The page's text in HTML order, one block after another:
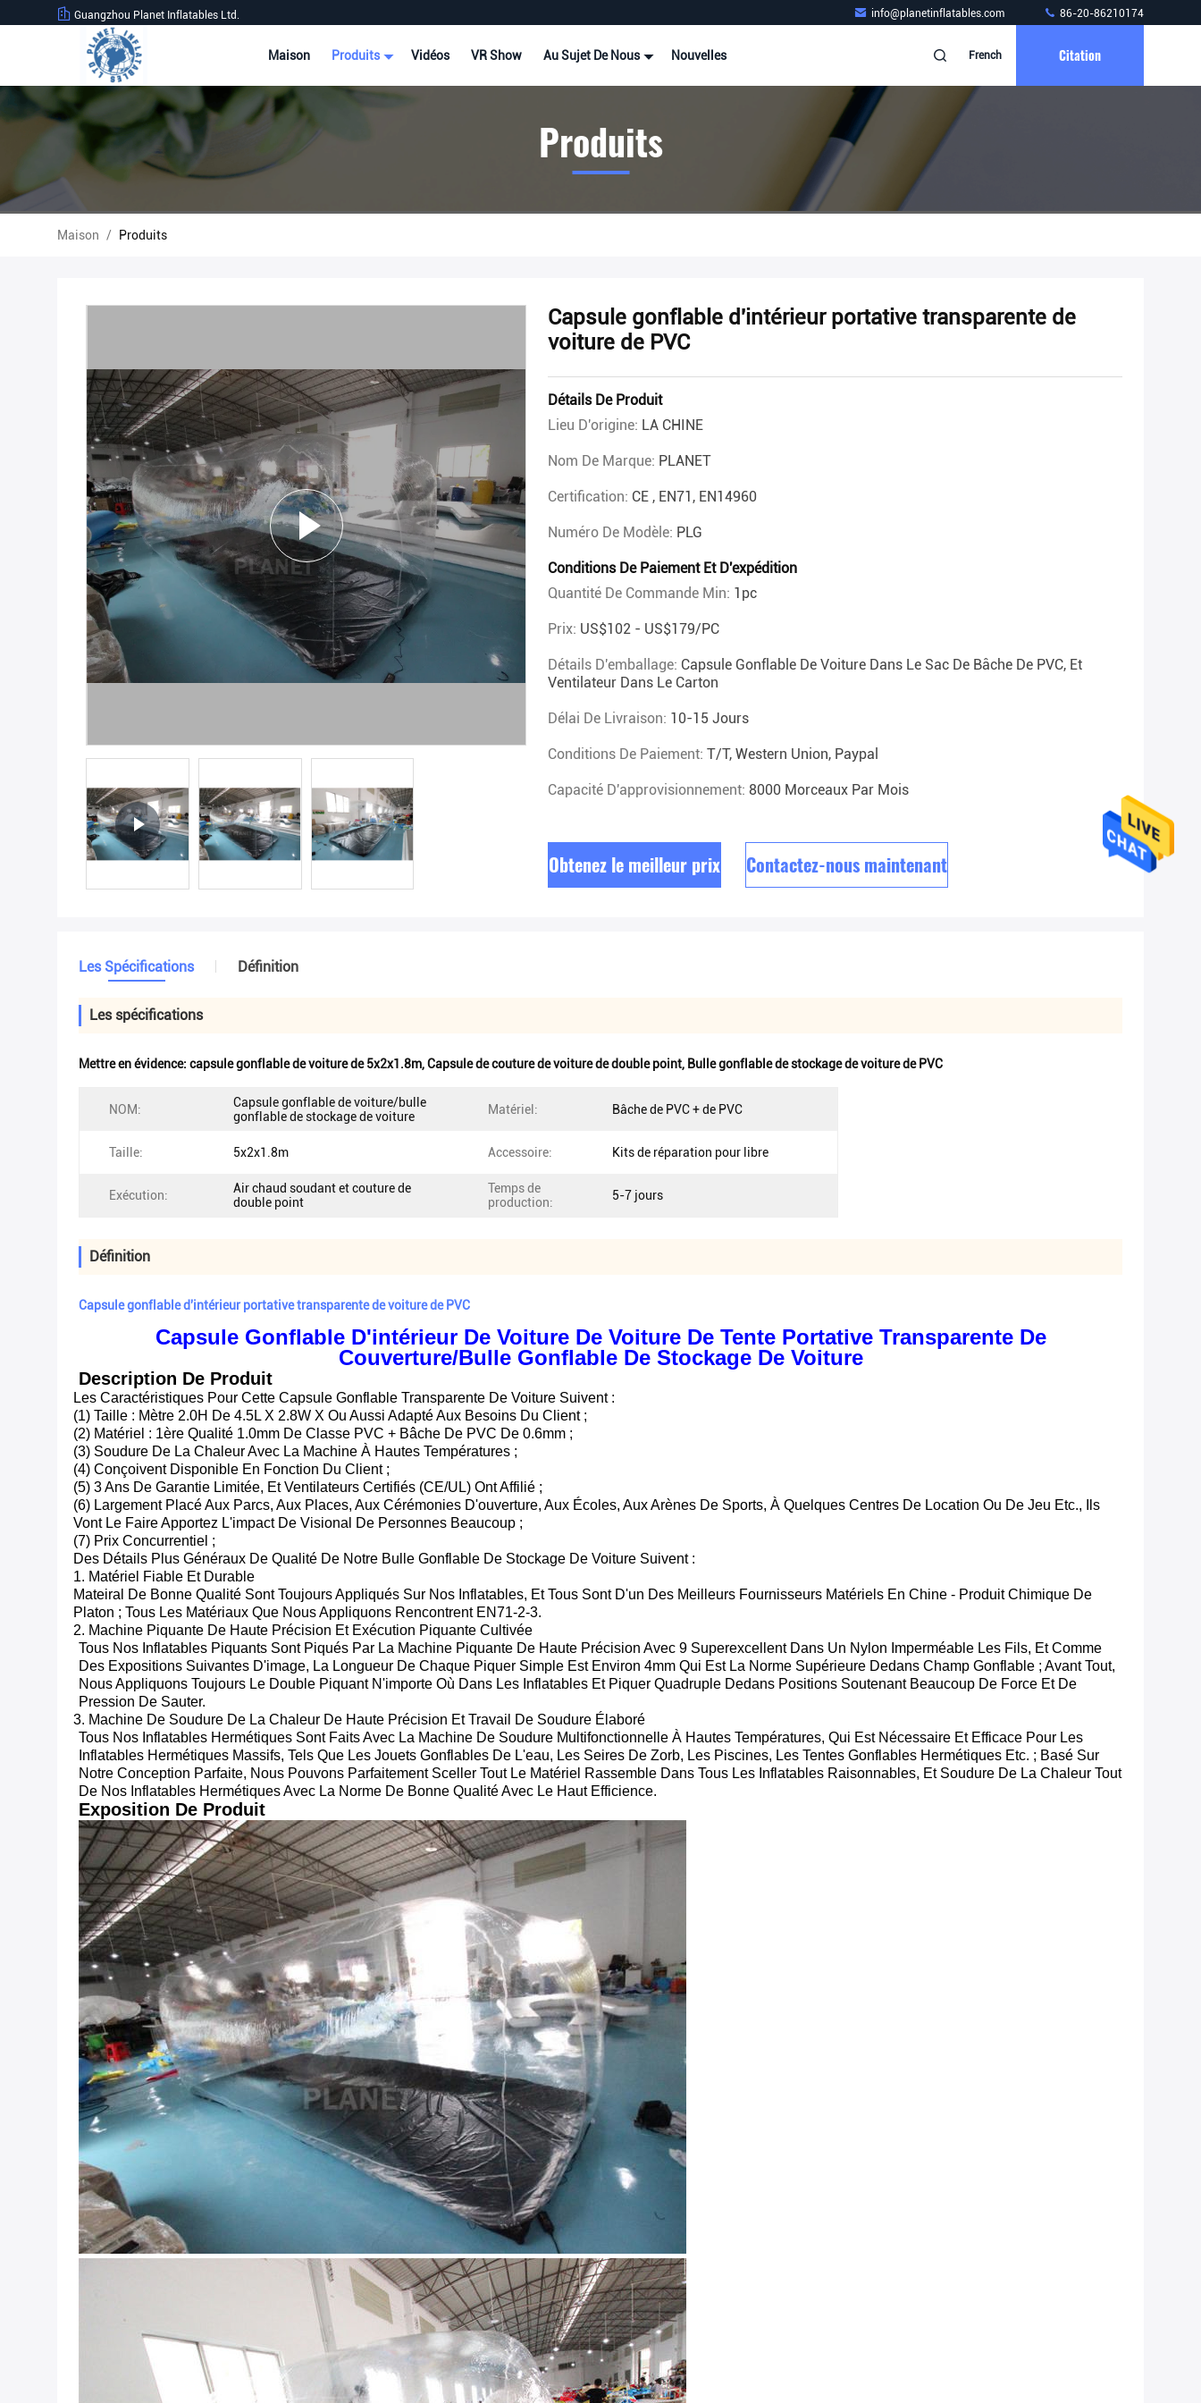
Guangzhou Planet Inflatables Ltd. info@planetinflatables.com 86-20-86210174
Maison Produits Vidéos VR Show Au Sujet De Nous Nouvelles French Citation
Produits
Maison / Produits
Capsule gonflable d'intérieur portative transparente de
voiture de PVC
Détails De Produit
Lieu D'origine: LA CHINE
Nom De Marque: PLANET
Certification: CE , EN71, EN14960
Numéro De Modèle: PLG
Conditions De Paiement Et D'expédition
Quantité De Commande Min: 1pc
Prix: US$102 - US$179/PC
Détails D'emballage: Capsule Gonflable De Voiture Dans Le Sac De Bâche De PVC, Et
Ventilateur Dans Le Carton
Délai De Livraison: 10-15 Jours
Conditions De Paiement: T/T, Western Union, Paypal
Capacité D'approvisionnement: 8000 Morceaux Par Mois
Obtenez le meilleur prix Contactez-nous maintenant
Les Spécifications Définition
Les spécifications
Mettre en évidence: capsule gonflable de voiture de 5x2x1.8m,Capsule de couture de voiture de double point, Bulle gonflable de stockage de voiture de PVC
NOM:
Capsule gonflable de voiture/bulle
gonflable de stockage de voiture
Matériel: Bâche de PVC + de PVC
Taille: 5x2x1.8m Accessoire: Kits de réparation pour libre
Exécution:
Air chaud soudant et couture de
double point
Temps de
production:
5-7 jours
Définition
Capsule gonflable d'intérieur portative transparente de voiture de PVC
Capsule Gonflable D'intérieur De Voiture De Voiture De Tente Portative Transparente De
Couverture/bulle Gonflable De Stockage De Voiture
Description De Produit
Les Caractéristiques Pour Cette Capsule Gonflable Transparente De Voiture Suivent :
(1) Taille : Mètre 2.0H De 4.5L X 2.8W X Ou Aussi Adapté Aux Besoins Du Client ;
(2) Matériel : 1ère Qualité 1.0mm De Classe PVC + Bâche De PVC De 0.6mm ;
(3) Soudure De La Chaleur Avec La Machine À Hautes Températures ;
(4) Conçoivent Disponible En Fonction Du Client ;
(5) 3 Ans De Garantie Limitée, Et Ventilateurs Certifiés (CE/UL) Ont Affilié ;
(6) Largement Placé Aux Parcs, Aux Places, Aux Cérémonies D'ouverture, Aux Écoles, Aux Arènes De Sports, À Quelques Centres De Location Ou De Jeu Etc., Ils
Vont Le Faire Apportez L'impact De Visional De Personnes Beaucoup ;
(7) Prix Concurrentiel ;
Des Détails Plus Généraux De Qualité De Notre Bulle Gonflable De Stockage De Voiture Suivent :
1. Matériel Fiable Et Durable
Mateiral De Bonne Qualité Sont Toujours Appliqués Sur Nos Inflatables, Et Tous Sont D'un Des Meilleurs Fournisseurs Matériels En Chine - Produit Chimique De
Platon ; Tous Les Matériaux Que Nous Appliquons Rencontrent EN71-2-3.
2. Machine Piquante De Haute Précision Et Exécution Piquante Cultivée
Tous Nos Inflatables Piquants Sont Piqués Par La Machine Piquante De Haute Précision Avec 9 Superexcellent Dans Un Nylon Imperméable Les Fils, Et Comme
Des Expositions Suivantes D'image, La Longueur De Chaque Piquer Simple Est Environ 4mm Qui Est La Norme Supérieure Dedans Champ Gonflable ; Avant Tout,
Nous Appliquons Toujours Le Double Piquant N'importe Où Dans Les Inflatables Et Piquer Quadruple Dedans Positions Soutenant Beaucoup De Force Et De
Pression De Sauter.
3. Machine De Soudure De La Chaleur De Haute Précision Et Travail De Soudure Élaboré
Tous Nos Inflatables Hermétiques Sont Faits Avec La Machine De Soudure Multifonctionnelle À Hautes Températures, Qui Est Nécessaire Et Efficace Pour Les
Inflatables Hermétiques Massifs, Tels Que Les Jouets Gonflables De L'eau, Les Seires De Zorb, Les Piscines, Les Tentes Gonflables Hermétiques Etc. ; Basé Sur
Notre Conception Parfaite, Nous Pouvons Parfaitement Sceller Tout Le Matériel Rassemble Dans Tous Les Inflatables Raisonnables, Et Soudure De La Chaleur Tout
De Nos Inflatables Hermétiques Avec La Norme De Bonne Qualité Avec Le Haut Efficience.
Exposition De Produit